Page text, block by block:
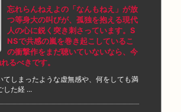
忘れらんねえよの「なんもねえ」が放
つ等身大の叫びが、孤独を抱える現代
人の心に鋭く突き刺さっています。S
NSで共感の嵐を巻き起こしているこ
の衝撃作をまだ聴いていないなら、今
るべきです。
てしまったような虚無感や、何をしても満
した経 ...